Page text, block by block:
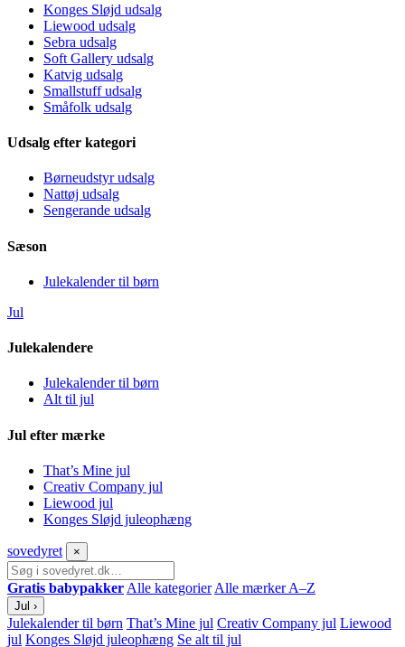
Konges Sløjd udsalg
Liewood udsalg
Sebra udsalg
Soft Gallery udsalg
Katvig udsalg
Smallstuff udsalg
Småfolk udsalg
Udsalg efter kategori
Børneudstyr udsalg
Nattøj udsalg
Sengerande udsalg
Sæson
Julekalender til børn
Jul
Julekalendere
Julekalender til børn
Alt til jul
Jul efter mærke
That’s Mine jul
Creativ Company jul
Liewood jul
Konges Sløjd juleophæng
sovedyret ×
Gratis babypakker Alle kategorier Alle mærker A–Z
Jul ›
Julekalender til børn That’s Mine jul Creativ Company jul Liewood
jul Konges Sløjd juleophæng Se alt til jul